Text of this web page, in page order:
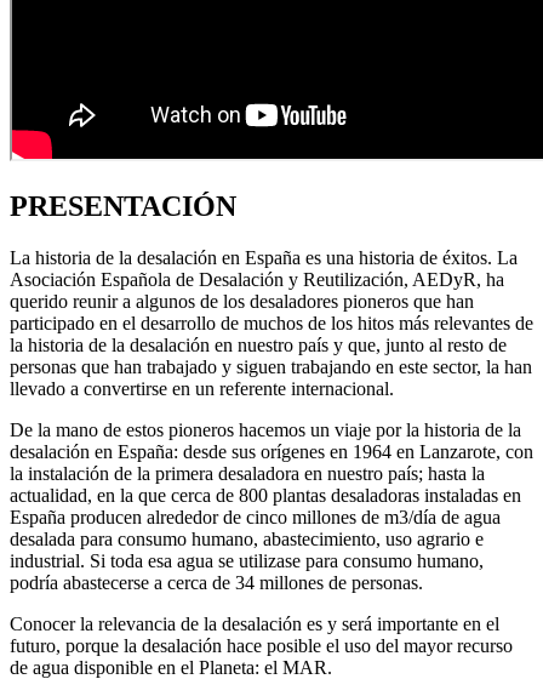
PRESENTACIÓN
La historia de la desalación en España es una historia de éxitos. La
Asociación Española de Desalación y Reutilización, AEDyR, ha
querido reunir a algunos de los desaladores pioneros que han
participado en el desarrollo de muchos de los hitos más relevantes de
la historia de la desalación en nuestro país y que, junto al resto de
personas que han trabajado y siguen trabajando en este sector, la han
llevado a convertirse en un referente internacional.
De la mano de estos pioneros hacemos un viaje por la historia de la
desalación en España: desde sus orígenes en 1964 en Lanzarote, con
la instalación de la primera desaladora en nuestro país; hasta la
actualidad, en la que cerca de 800 plantas desaladoras instaladas en
España producen alrededor de cinco millones de m3/día de agua
desalada para consumo humano, abastecimiento, uso agrario e
industrial. Si toda esa agua se utilizase para consumo humano,
podría abastecerse a cerca de 34 millones de personas.
Conocer la relevancia de la desalación es y será importante en el
futuro, porque la desalación hace posible el uso del mayor recurso
de agua disponible en el Planeta: el MAR.